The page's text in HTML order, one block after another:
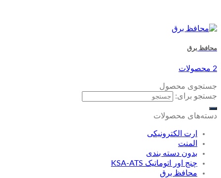
محافظ برق
2 محصولات
جستجوی محصول
جستجو برای:
دسته‌های محصولات
ارت الکترونیکی
المنت
بدون دسته بندی
چنج اور اتوماتیک KSA-ATS
محافظ برق